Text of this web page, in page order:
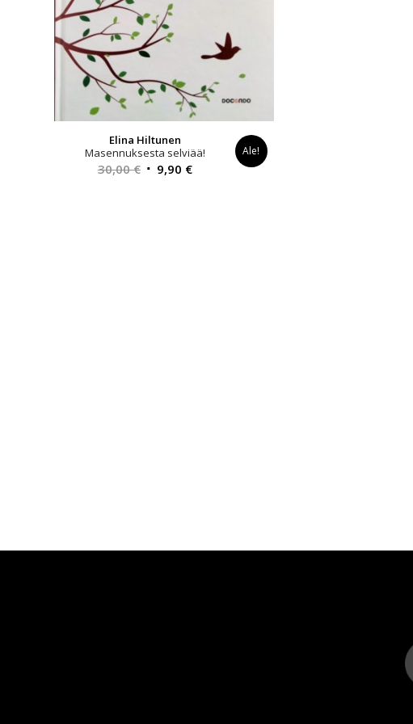
Elina Hiltunen
Masennuksesta selviää!
30,00€ Alkuperäinen
9,90 €Nykyinen
Ale!